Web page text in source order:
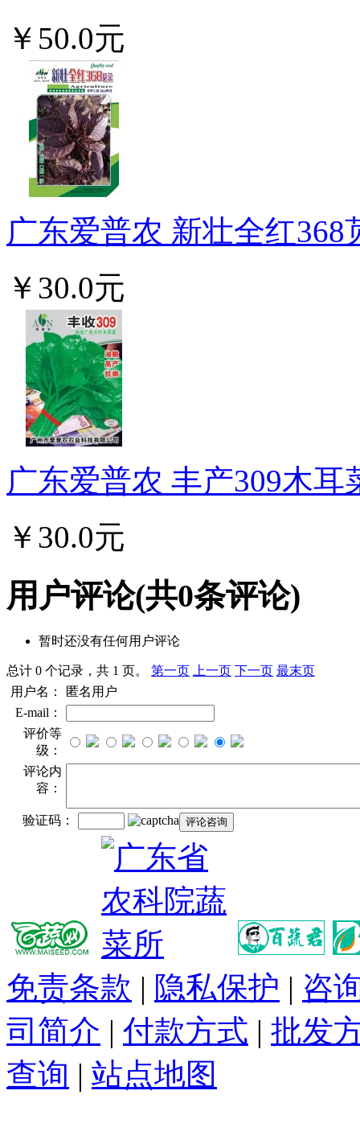
￥50.0元
广东爱普农 新壮全红
￥30.0元
广东爱普农 丰产309木
￥30.0元
用户评论(共0条评论)
暂时还没有任何用户评论
总计 0 个记录，共 1 页。 第一页 上一页 下一页 最末页
用户名：
匿名用户
E-mail：
评价等
级：
评论内
容：
验证码：
免责条款 | 隐私保护 | 咨
司简介 | 付款方式 | 批发
查询 | 站点地图